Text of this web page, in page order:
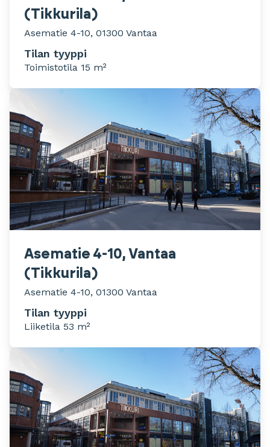
(Tikkurila)
Asematie 4-10, 01300 Vantaa
Tilan tyyppi
Toimistotila 15 m²
Asematie 4-10, Vantaa
(Tikkurila)
Asematie 4-10, 01300 Vantaa
Tilan tyyppi
Liiketila 53 m²